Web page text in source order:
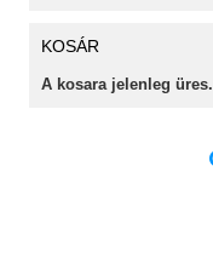
KOSÁR
A kosara jelenleg üres.